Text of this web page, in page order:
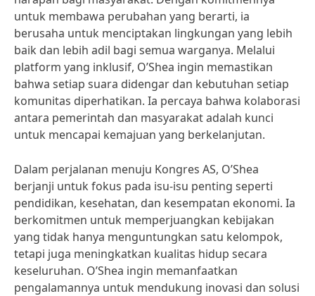
untuk membawa perubahan yang berarti, ia
berusaha untuk menciptakan lingkungan yang lebih
baik dan lebih adil bagi semua warganya. Melalui
platform yang inklusif, O’Shea ingin memastikan
bahwa setiap suara didengar dan kebutuhan setiap
komunitas diperhatikan. Ia percaya bahwa kolaborasi
antara pemerintah dan masyarakat adalah kunci
untuk mencapai kemajuan yang berkelanjutan.
Dalam perjalanan menuju Kongres AS, O’Shea
berjanji untuk fokus pada isu-isu penting seperti
pendidikan, kesehatan, dan kesempatan ekonomi. Ia
berkomitmen untuk memperjuangkan kebijakan
yang tidak hanya menguntungkan satu kelompok,
tetapi juga meningkatkan kualitas hidup secara
keseluruhan. O’Shea ingin memanfaatkan
pengalamannya untuk mendukung inovasi dan solusi